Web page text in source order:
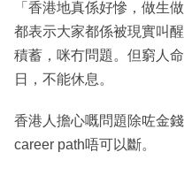
「香港地真係好慘，做生
都表示大家都係被現實叫
積蓄，咪冇問題。但窮人
日，不能休息。
香港人擔心嘅問題除咗金
career path唔可以斷。